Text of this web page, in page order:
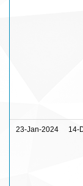
23-Jan-2024 14-